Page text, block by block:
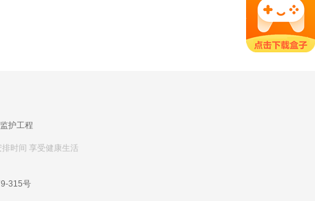
护工程
时间 享受健康生活
315号